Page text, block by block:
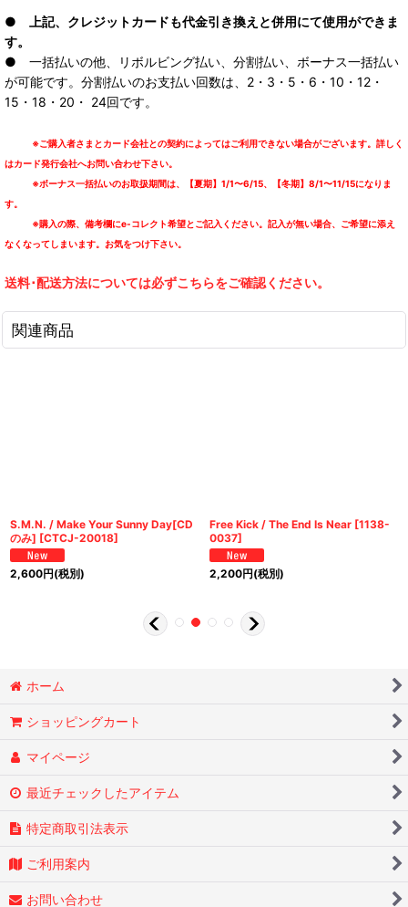
● 上記、クレジットカードも代金引き換えと併用にて使用ができま
す。
● 一括払いの他、リボルビング払い、分割払い、ボーナス一括払い
が可能です。分割払いのお支払い回数は、2・3・5・6・10・12・
15・18・20・ 24回です。
※ご購入者さまとカード会社との契約によってはご利用できない場合がございます。詳しく
はカード発行会社へお問い合わせ下さい。
※ボーナス一括払いのお取扱期間は、【夏期】1/1〜6/15、【冬期】8/1〜11/15になりま
す。
※購入の際、備考欄にe-コレクト希望とご記入ください。記入が無い場合、ご希望に添え
なくなってしまいます。お気をつけ下さい。
送料･配送方法については必ずこちらをご確認ください。
関連商品
S.M.N. / Make Your Sunny Day[CD
のみ] [CTCJ-20018]
2,600円(税別)
Free Kick / The End Is Near [1138-
0037]
2,200円(税別)
ホーム
ショッピングカート
マイページ
最近チェックしたアイテム
特定商取引法表示
ご利用案内
お問い合わせ